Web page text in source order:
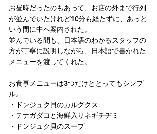
お昼時だったのもあって、お店の外まで行列
が並んでいたけれど10分も経たずに、あっと
いう間に中へ案内された。
並んでいる間も、日本語のわかるスタッフの
方が丁寧に説明しながら、日本語で書かれた
メニューを渡してくれた。
お食事メニューは3つだけととってもシンプ
ル。
・ドンジュク貝のカルグクス
・テナガダコと海鮮入りネギチヂミ
・ドンジュク貝のスープ